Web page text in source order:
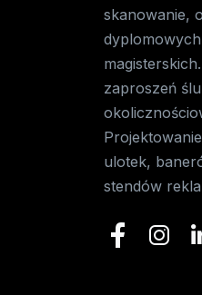
skanowanie,
zaproszeń
ulotek,
stendów